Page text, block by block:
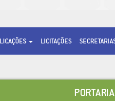
LICITAÇÕES